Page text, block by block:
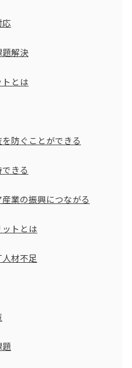
解決
とは
防ぐことができる
きる
業の振興につながる
トとは
材不足